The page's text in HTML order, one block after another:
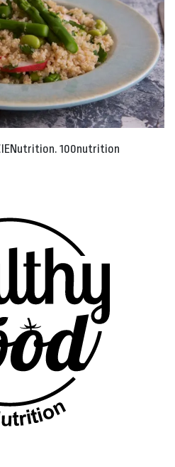
100nutrition